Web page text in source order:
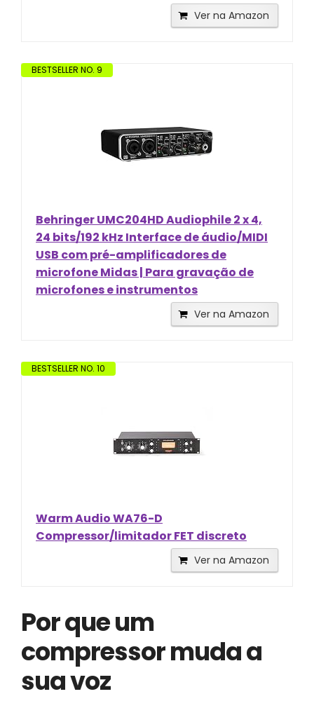
Ver na Amazon
BESTSELLER NO. 9
Behringer UMC204HD Audiophile 2 x 4,
24 bits/192 kHz Interface de áudio/MIDI
USB com pré-amplificadores de
microfone Midas | Para gravação de
microfones e instrumentos
Ver na Amazon
BESTSELLER NO. 10
Warm Audio WA76-D
Compressor/limitador FET discreto
Ver na Amazon
Por que um
compressor muda a
sua voz